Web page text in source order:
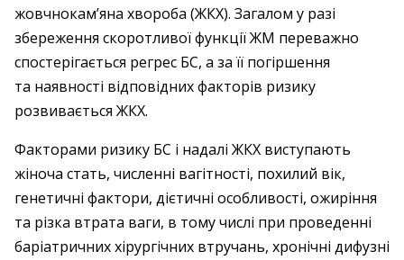
жовчнокам’яна хвороба (ЖКХ). Загалом у разі
збереження скоротливої функції ЖМ переважно
спостерігається регрес БС, а за її погіршення
та наявності відповідних факторів ризику
розвивається ЖКХ.
Факторами ризику БС і надалі ЖКХ виступають
жіноча стать, численні вагітності, похилий вік,
генетичні фактори, дієтичні особливості, ожиріння
та різка втрата ваги, в тому числі при проведенні
баріатричних хірургічних втручань, хронічні дифузні